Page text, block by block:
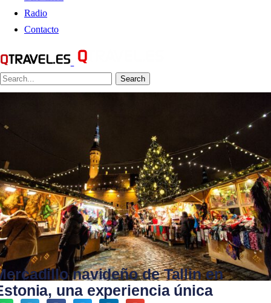
Radio
Contacto
Search
navideño de Tallin en
una experiencia única